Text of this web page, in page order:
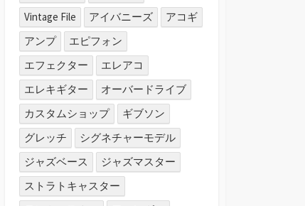
Vintage File
アイバニーズ
アコギ
アンプ
エピフォン
エフェクター
エレアコ
エレキギター
オーバードライブ
カスタムショップ
ギブソン
グレッチ
シグネチャーモデル
ジャズベース
ジャズマスター
ストラトキャスター